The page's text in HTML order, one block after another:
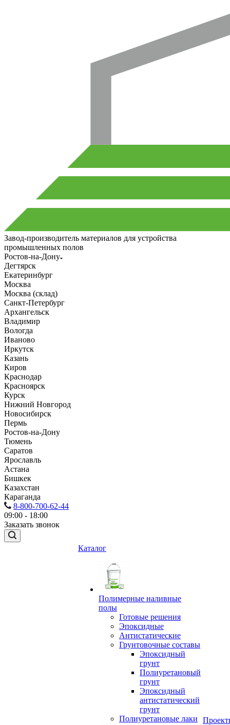
Завод-производитель материалов для устройства
промышленных полов
Ростов-на-Дону
Дегтярск
Екатеринбург
Москва
Москва (склад)
Санкт-Петербург
Архангельск
Владимир
Вологда
Иваново
Иркутск
Казань
Киров
Краснодар
Красноярск
Курск
Нижний Новгород
Новосибирск
Пермь
Ростов-на-Дону
Тюмень
Саратов
Ярославль
Астана
Бишкек
Казахстан
Караганда
8-800-700-62-44
09:00 - 18:00
Заказать звонок
Каталог
Полимерные наливные
полы
Готовые решения
Эпоксидные
Антистатические
Грунтовочные составы
Эпоксидный
грунт
Полиуретановый
грунт
Эпоксидный
антистатический
грунт
Полиуретановые лаки